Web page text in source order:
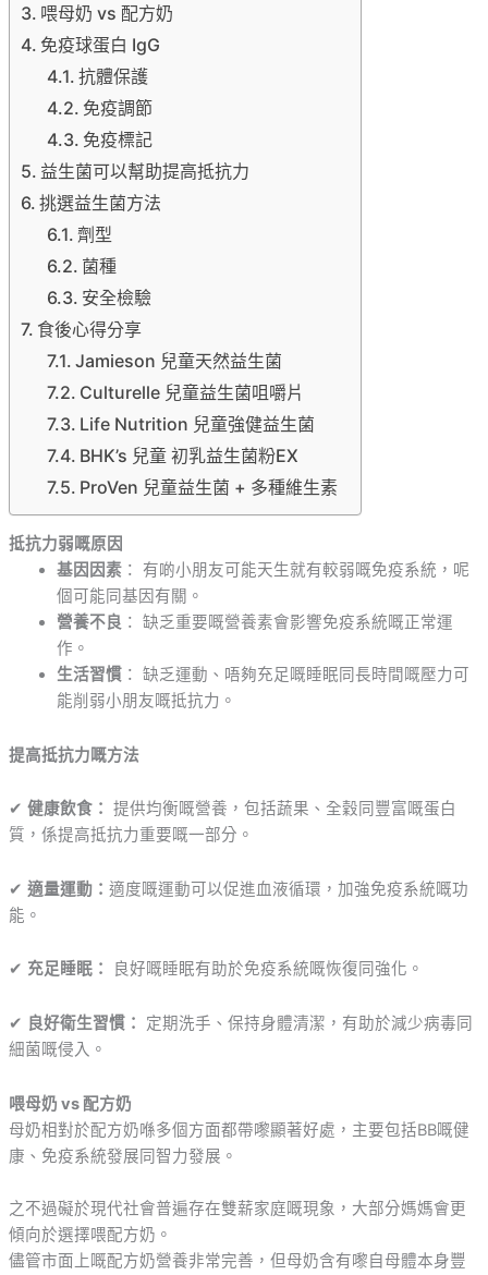
喂母奶 vs 配方奶
免疫球蛋白 IgG
抗體保護
免疫調節
免疫標記
益生菌可以幫助提高抵抗力
挑選益生菌方法
劑型
菌種
安全檢驗
食後心得分享
Jamieson 兒童天然益生菌
Culturelle 兒童益生菌咀嚼片
Life Nutrition 兒童強健益生菌
BHK’s 兒童 初乳益生菌粉EX
ProVen 兒童益生菌 + 多種維生素
抵抗力弱嘅原因
基因因素： 有啲小朋友可能天生就有較弱嘅免疫系統，呢
個可能同基因有關。
營養不良 ： 缺乏重要嘅營養素會影響免疫系統嘅正常運
作。
生活習慣： 缺乏運動、唔夠充足嘅睡眠同長時間嘅壓力可
能削弱小朋友嘅抵抗力。
提高抵抗力嘅方法
✔ 健康飲食： 提供均衡嘅營養，包括蔬果、全穀同豐富嘅蛋白
質，係提高抵抗力重要嘅一部分。
✔ 適量運動： 適度嘅運動可以促進血液循環，加強免疫系統嘅功
能。
✔ 充足睡眠： 良好嘅睡眠有助於免疫系統嘅恢復同強化。
✔ 良好衛生習慣：
定期洗手、保持身體清潔，有助於減少病毒同
細菌嘅侵入。
喂母奶 vs 配方奶
母奶相對於配方奶喺多個方面都帶嚟顯著好處，主要包括BB嘅健
康、免疫系統發展同智力發展。
之不過礙於現代社會普遍存在雙薪家庭嘅現象，大部分媽媽會更
傾向於選擇喂配方奶。
儘管市面上嘅配方奶營養非常完善，但母奶含有嚟自母體本身豐